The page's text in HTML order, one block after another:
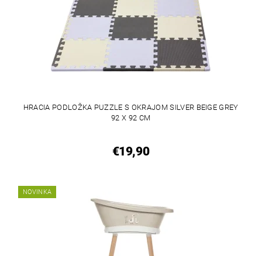
HRACIA PODLOŽKA PUZZLE S OKRAJOM SILVER BEIGE GREY
92 X 92 CM
€19,90
NOVINKA